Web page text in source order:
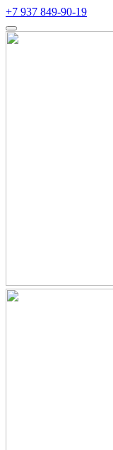
+7 937 849-90-19